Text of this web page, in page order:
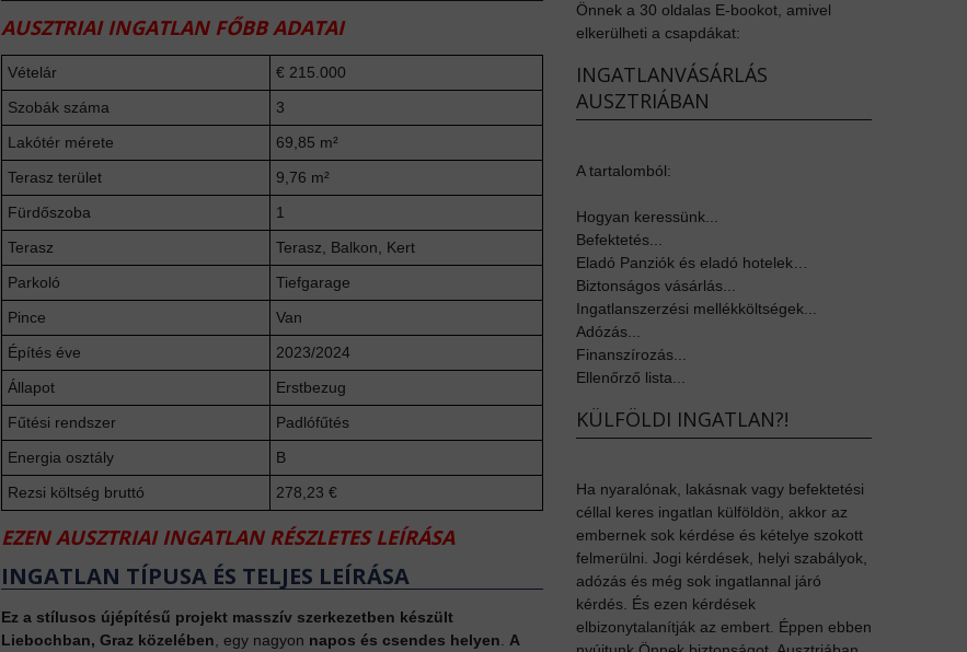
AUSZTRIAI INGATLAN FŐBB ADATAI
Vételár
€ 215.000
Szobák száma
3
Lakótér mérete
69,85 m²
Terasz terület
9,76 m²
Fürdőszoba
1
Terasz
Terasz, Balkon, Kert
Parkoló
Tiefgarage
Pince
Van
Építés éve
2023/2024
Állapot
Erstbezug
Fűtési rendszer
Padlófűtés
Energia osztály
B
Rezsi költség bruttó
278,23 €
EZEN AUSZTRIAI INGATLAN RÉSZLETES LEÍRÁSA
INGATLAN TÍPUSA ÉS TELJES LEÍRÁSA
Ez a stílusos újépítésű projekt masszív szerkezetben készült
Liebochban, Graz közelében , egy nagyon napos és csendes helyen
A
Önnek a 30 oldalas E-bookot, amivel
elkerülheti a csapdákat:
INGATLANVÁSÁRLÁS
AUSZTRIÁBAN
A tartalomból:
Hogyan keressünk...
Befektetés...
Eladó Panziók és eladó hotelek…
Biztonságos vásárlás...
Ingatlanszerzési mellékköltségek...
Adózás...
Finanszírozás...
Ellenőrző lista...
KÜLFÖLDI INGATLAN?!
Ha nyaralónak, lakásnak vagy befektetési
céllal keres ingatlan külföldön, akkor az
embernek sok kérdése és kételye szokott
felmerülni. Jogi kérdések, helyi szabályok,
adózás és még sok ingatlannal járó
kérdés. És ezen kérdések
elbizonytalanítják az embert. Éppen ebben